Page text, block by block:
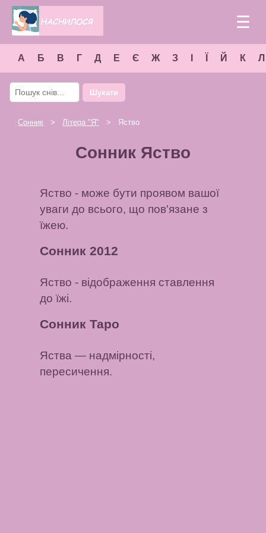
☰
А Б В Г Д Е Є Ж З Й К Л
Шукати
Сонник > Літера "Я" > Яство
Сонник Яство
Яство - може бути проявом вашої
уваги до всього, що пов'язане з
їжею.
Сонник 2012
Яство - відображення ставлення
до їжі.
Сонник Таро
Яства — надмірності,
пересичення.